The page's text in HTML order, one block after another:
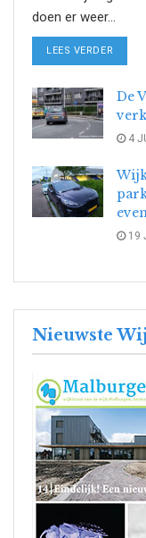
doen er weer...
LEES VERDER
De
4
19
Nieuwste